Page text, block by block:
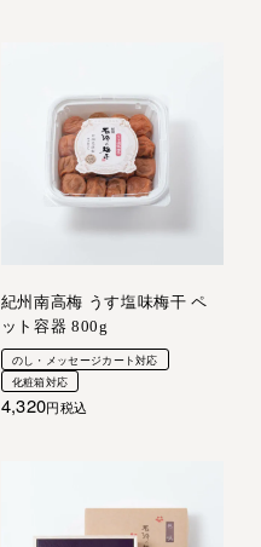
紀州南高梅 うす塩味梅干 ペ
ット容器 800g
のし・メッセージカート対応
化粧箱対応
4,320 税込